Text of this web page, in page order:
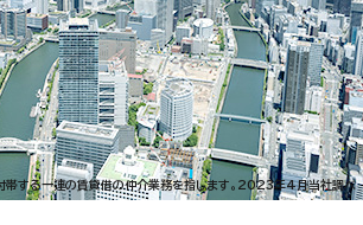
帯する一連の賃貸借の仲介業務を指します。2023年4月当社調べ